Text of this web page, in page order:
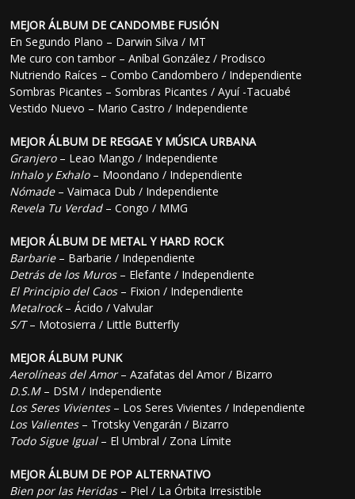
MEJOR ÁLBUM DE CANDOMBE FUSIÓN
En Segundo Plano – Darwin Silva / MT
Me curo con tambor – Aníbal González / Prodisco
Nutriendo Raíces – Combo Candombero / Independiente
Sombras Picantes – Sombras Picantes / Ayuí -Tacuabé
Vestido Nuevo – Mario Castro / Independiente
MEJOR ÁLBUM DE REGGAE Y MÚSICA URBANA
Granjero– Leao Mango / Independiente
Inhalo y Exhalo– Moondano / Independiente
Nómade– Vaimaca Dub / Independiente
Revela Tu Verdad– Congo / MMG
MEJOR ÁLBUM DE METAL Y HARD ROCK
Barbarie– Barbarie / Independiente
Detrás de los Muros– Elefante / Independiente
El Principio del Caos– Fixion / Independiente
Metalrock– Ácido / Valvular
S/T– Motosierra / Little Butterfly
MEJOR ÁLBUM PUNK
Aerolíneas del Amor– Azafatas del Amor / Bizarro
D.S.M– DSM / Independiente
Los Seres Vivientes– Los Seres Vivientes / Independiente
Los Valientes– Trotsky Vengarán / Bizarro
Todo Sigue Igual– El Umbral / Zona Límite
MEJOR ÁLBUM DE POP ALTERNATIVO
Bien por las Heridas– Piel / La Órbita Irresistible